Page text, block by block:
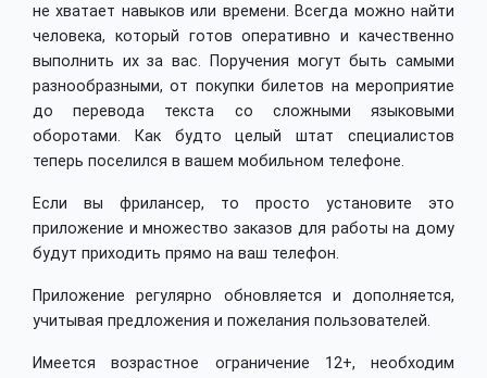
не хватает навыков или времени. Всегда можно найти
человека, который готов оперативно и качественно
выполнить их за вас. Поручения могут быть самыми
разнообразными, от покупки билетов на мероприятие
до перевода текста со сложными языковыми
оборотами. Как будто целый штат специалистов
теперь поселился в вашем мобильном телефоне.
Если вы фрилансер, то просто установите это
приложение и множество заказов для работы на дому
будут приходить прямо на ваш телефон.
Приложение регулярно обновляется и дополняется,
учитывая предложения и пожелания пользователей.
Имеется возрастное ограничение 12+, необходим